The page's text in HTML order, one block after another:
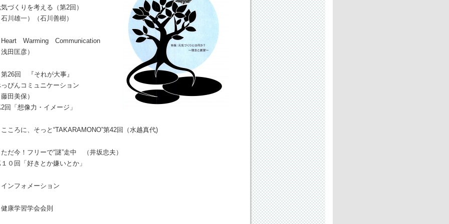
づくりを考える（第2回）
川雄一）（石川善樹）
Heart Warming Communication
田匡彦）
第26回 『それが大事』
ぴんコミュニケーション
田美保）
回「想像力・イメージ」
ころに、そっと“TAKARAMONO”第42回（水越真代)
だ今！フリーで“謎”走中 （井坂忠夫）
０回「好きとか嫌いとか」
ンフォメーション
康学習学会会則